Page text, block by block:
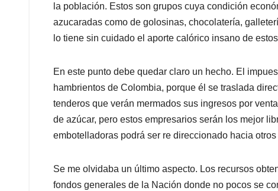
la población. Estos son grupos cuya condición
azucaradas como de golosinas, chocolatería,
lo tiene sin cuidado el aporte calórico insano de
En este punto debe quedar claro un hecho. El
hambrientos de Colombia, porque él se traslada
tenderos que verán mermados sus ingresos por
de azúcar, pero estos empresarios serán los mejor
embotelladoras podrá ser re direccionado hacia otros
Se me olvidaba un último aspecto. Los recursos
fondos generales de la Nación donde no pocos se